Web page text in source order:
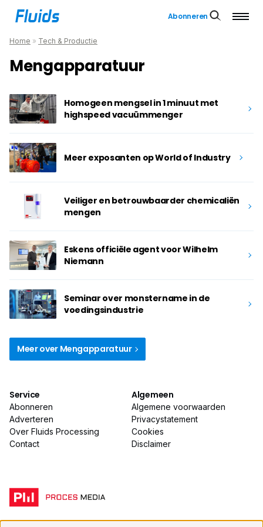
Abonneren
Home » Tech & Productie
Mengapparatuur
Homogeen mengsel in 1 minuut met
highspeed vacuümmenger
Meer exposanten op World of Industry
Veiliger en betrouwbaarder chemicaliën
mengen
Eskens officiële agent voor Wilhelm
Niemann
Seminar over monstername in de
voedingsindustrie
Meer over Mengapparatuur
Service
Abonneren
Adverteren
Over Fluids Processing
Contact
Algemeen
Algemene voorwaarden
Privacystatement
Cookies
Disclaimer